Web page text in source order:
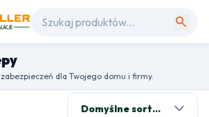
search
dla Twojego domu i firmy.